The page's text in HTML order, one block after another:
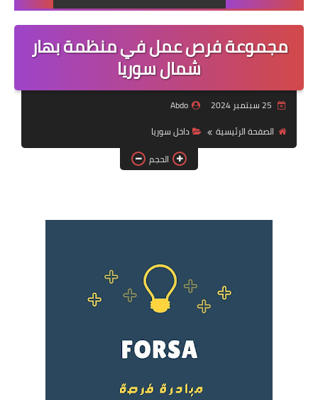
القائمة
مناقصات
فرص عمل داخل سوريا
فرص عمل في العراق
فرص عمل في اليمن
مجموعة فرص عمل في منظمة بهار
شمال سوريا
Abdo
الصفحة الرئيسية
داخل سوريا
الحجم